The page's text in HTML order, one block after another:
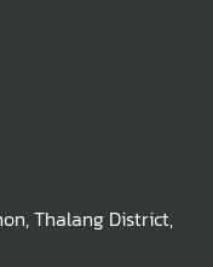
Thalang District,